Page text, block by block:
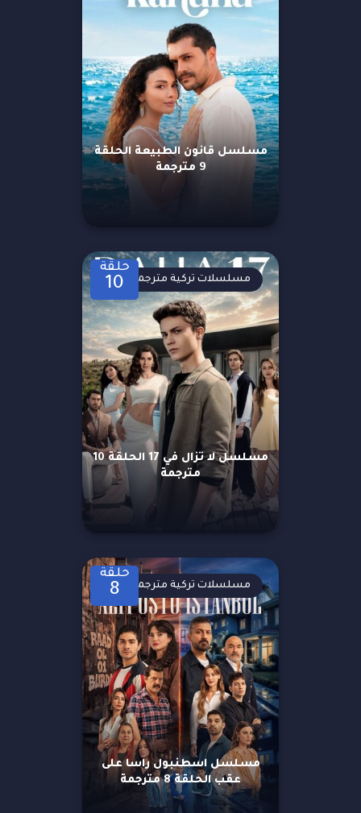
مسلسل قانون الطبيعة الحلقة
9 مترجمة
حلقة
10
مسلسل لا تزال في 17 الحلقة 10
مترجمة
مسلسلات تركية مترجمة
حلقة
8
مسلسل اسطنبول راسا على
عقب الحلقة 8 مترجمة
مسلسلات تركية مترجمة